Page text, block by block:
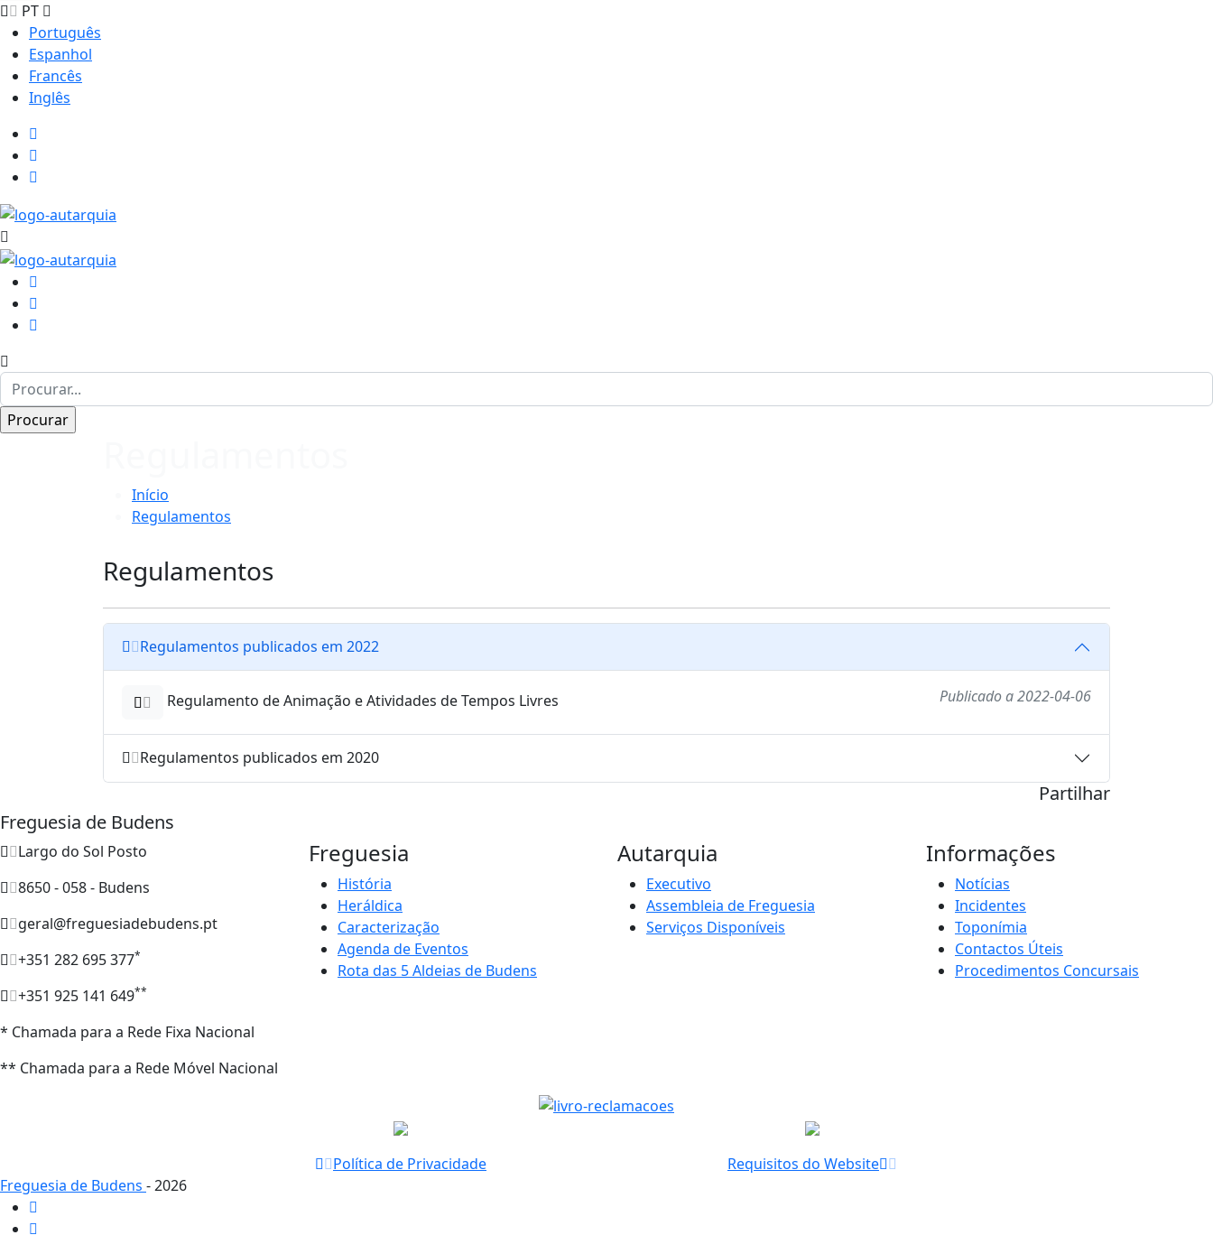
PT
Português
Espanhol
Francês
Inglês
Início
Regulamentos
Regulamentos
Regulamentos publicados em 2022
Regulamento de Animação e Atividades de Tempos Livres Publicado a 2022-04-06
Regulamentos publicados em 2020
Partilhar
Freguesia de Budens
Largo do Sol Posto
8650 - 058 - Budens
geral@freguesiadebudens.pt
+351 282 695 377*
+351 925 141 649**
* Chamada para a Rede Fixa Nacional
** Chamada para a Rede Móvel Nacional
Freguesia
História
Heráldica
Caracterização
Agenda de Eventos
Rota das 5 Aldeias de Budens
Autarquia
Executivo
Assembleia de Freguesia
Serviços Disponíveis
Informações
Notícias
Incidentes
Toponímia
Contactos Úteis
Procedimentos Concursais
Política de Privacidade
Requisitos do Website
Freguesia de Budens - 2026